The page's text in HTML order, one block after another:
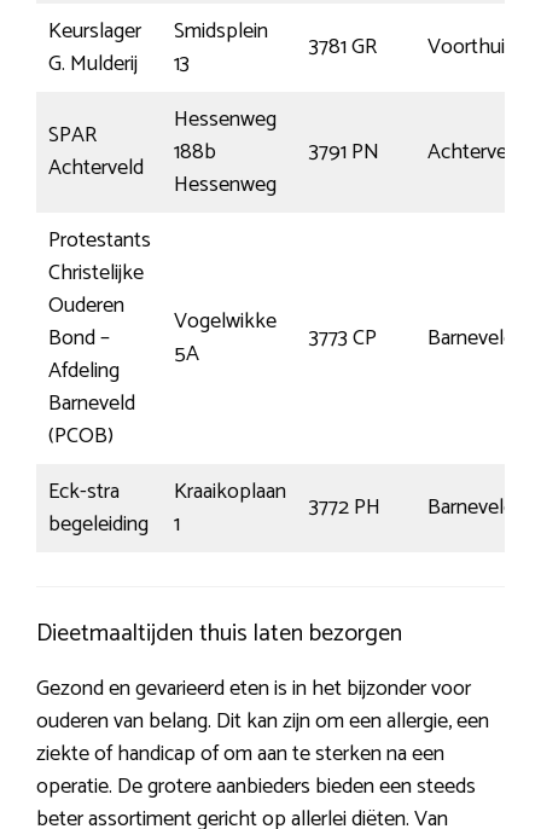
Keurslager
G. Mulderij
Smidsplein
13
3781 GR Voorthuizen
SPAR
Achterveld
Hessenweg
188b
Hessenweg
3791 PN Achterveld
Protestants
Christelijke
Ouderen
Bond –
Afdeling
Barneveld
(PCOB)
Vogelwikke
5A
3773 CP Barneveld
Eck-stra
begeleiding
Kraaikoplaan
1
3772 PH Barneveld
Dieetmaaltijden thuis laten bezorgen
Gezond en gevarieerd eten is in het bijzonder voor
ouderen van belang. Dit kan zijn om een allergie, een
ziekte of handicap of om aan te sterken na een
operatie. De grotere aanbieders bieden een steeds
beter assortiment gericht op allerlei diëten. Van